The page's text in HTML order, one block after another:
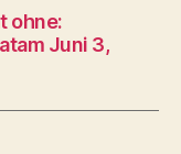
ohne:
Juni 3,